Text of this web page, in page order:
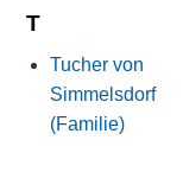
T
Tucher von
Simmelsdorf
(Familie)